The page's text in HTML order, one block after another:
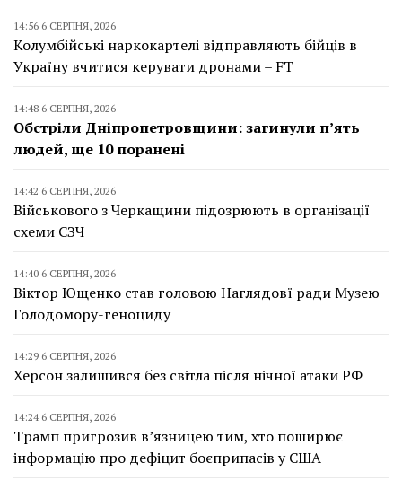
14:56 6 СЕРПНЯ, 2026
Колумбійські наркокартелі відправляють бійців в
Україну вчитися керувати дронами – FT
14:48 6 СЕРПНЯ, 2026
Обстріли Дніпропетровщини: загинули п’ять
людей, ще 10 поранені
14:42 6 СЕРПНЯ, 2026
Військового з Черкащини підозрюють в організації
схеми СЗЧ
14:40 6 СЕРПНЯ, 2026
Віктор Ющенко став головою Наглядовї ради Музею
Голодомору-геноциду
14:29 6 СЕРПНЯ, 2026
Херсон залишився без світла після нічної атаки РФ
14:24 6 СЕРПНЯ, 2026
Трамп пригрозив в’язницею тим, хто поширює
інформацію про дефіцит боєприпасів у США